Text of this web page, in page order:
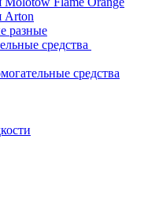
Arton
разные
средства
средства